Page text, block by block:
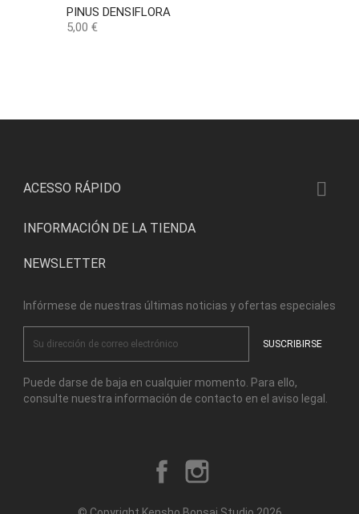
PINUS DENSIFLORA
Precio
5,00 €
ACESSO RÁPIDO 
INFORMACIÓN DE LA TIENDA
NEWSLETTER
Infórmese de nuestras últimas noticias y ofertas especiales
Puede darse de baja en cualquier momento. Para ello,
consulte nuestra información de contacto en el aviso legal.
Facebook